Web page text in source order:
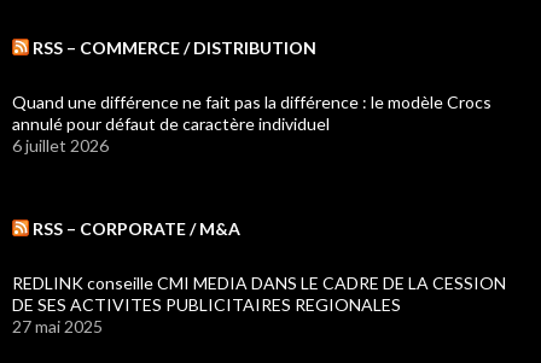
RSS – COMMERCE / DISTRIBUTION
Quand une différence ne fait pas la différence : le modèle Crocs
annulé pour défaut de caractère individuel
6 juillet 2026
RSS – CORPORATE / M&A
REDLINK conseille CMI MEDIA DANS LE CADRE DE LA CESSION
DE SES ACTIVITES PUBLICITAIRES REGIONALES
27 mai 2025